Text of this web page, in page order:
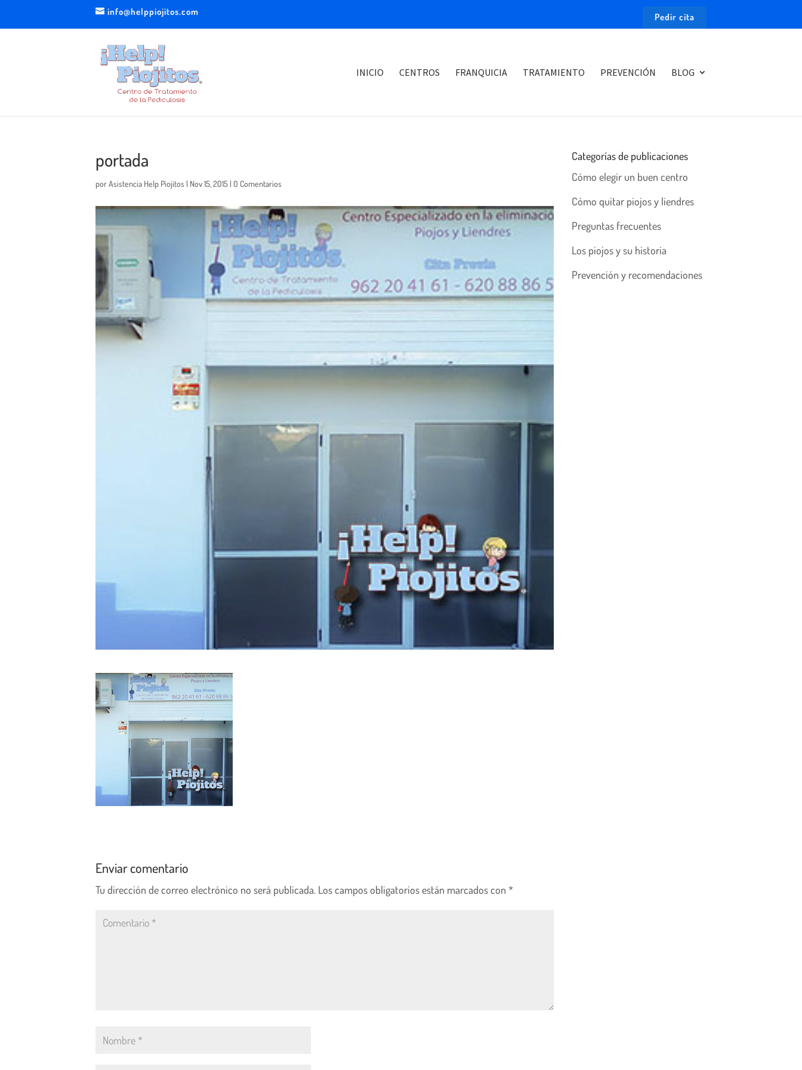
info@helppiojitos.com Pedir cita
INICIO CENTROS FRANQUICIA TRATAMIENTO PREVENCIÓN BLOG
portada
porAsistencia Help Piojitos | Nov 15, 2015 | 0 Comentarios
Enviar comentario
Tu dirección de correo electrónico no será publicada. Los campos obligatorios están marcados con *
Categorías de publicaciones
Cómo elegir un buen centro
Cómo quitar piojos y liendres
Preguntas frecuentes
Los piojos y su historia
Prevención y recomendaciones